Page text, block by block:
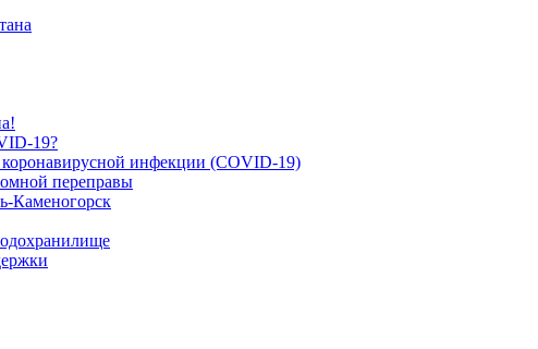
19?
инфекции (COVID-19)
переправы
Каменогорск